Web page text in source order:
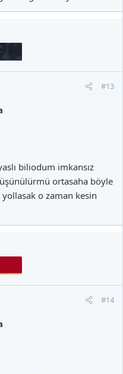
#13
biliodum imkansız
ortasaha böyle
o zaman kesin
#14